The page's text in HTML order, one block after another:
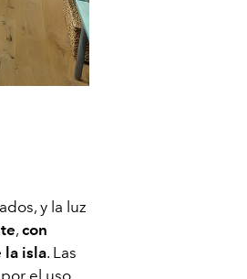
y la luz
, con
la isla. Las
el uso